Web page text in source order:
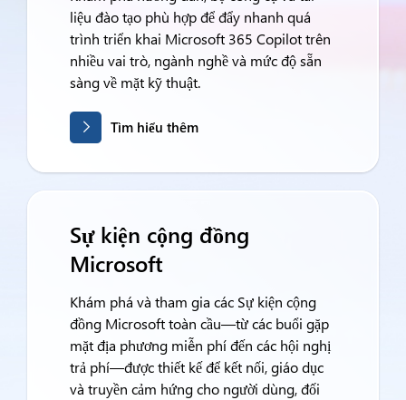
liệu đào tạo phù hợp để đẩy nhanh quá
trình triển khai Microsoft 365 Copilot trên
nhiều vai trò, ngành nghề và mức độ sẵn
sàng về mặt kỹ thuật.
Tìm hiểu thêm
Sự kiện cộng đồng
Microsoft
Khám phá và tham gia các Sự kiện cộng
đồng Microsoft toàn cầu—từ các buổi gặp
mặt địa phương miễn phí đến các hội nghị
trả phí—được thiết kế để kết nối, giáo dục
và truyền cảm hứng cho người dùng, đối